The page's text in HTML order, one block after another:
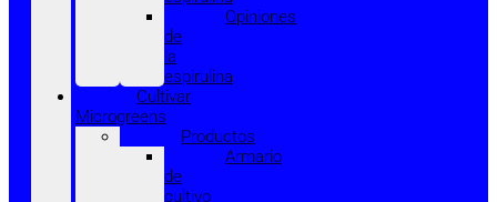
Opiniones
de
la
espirulina
Cultivar
Microgreens
Productos
Armario
de
cultivo